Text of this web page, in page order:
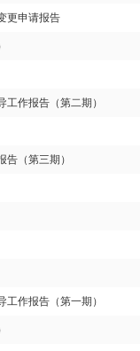
更申请报告
作报告（第二期）
（第三期）
作报告（第一期）